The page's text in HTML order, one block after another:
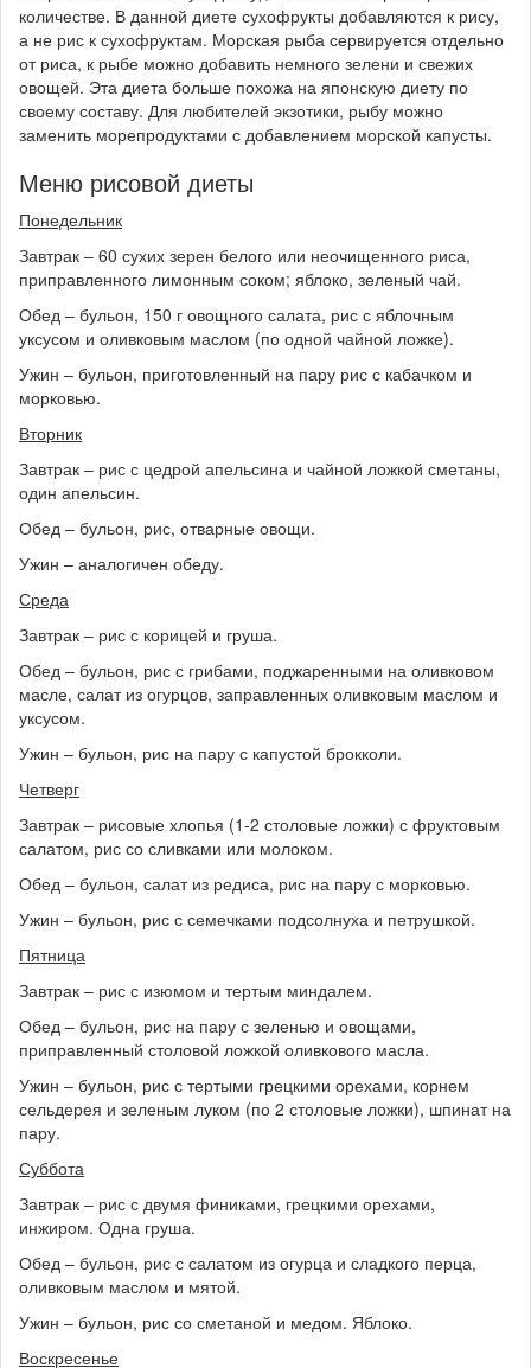
количестве. В данной диете сухофрукты добавляются к рису,
а не рис к сухофруктам. Морская рыба сервируется отдельно
от риса, к рыбе можно добавить немного зелени и свежих
овощей. Эта диета больше похожа на японскую диету по
своему составу. Для любителей экзотики, рыбу можно
заменить морепродуктами с добавлением морской капусты.
Меню рисовой диеты
Понедельник
Завтрак – 60 сухих зерен белого или неочищенного риса,
приправленного лимонным соком; яблоко, зеленый чай.
Обед – бульон, 150 г овощного салата, рис с яблочным
уксусом и оливковым маслом (по одной чайной ложке).
Ужин – бульон, приготовленный на пару рис с кабачком и
морковью.
Вторник
Завтрак – рис с цедрой апельсина и чайной ложкой сметаны,
один апельсин.
Обед – бульон, рис, отварные овощи.
Ужин – аналогичен обеду.
Среда
Завтрак – рис с корицей и груша.
Обед – бульон, рис с грибами, поджаренными на оливковом
масле, салат из огурцов, заправленных оливковым маслом и
уксусом.
Ужин – бульон, рис на пару с капустой брокколи.
Четверг
Завтрак – рисовые хлопья (1-2 столовые ложки) с фруктовым
салатом, рис со сливками или молоком.
Обед – бульон, салат из редиса, рис на пару с морковью.
Ужин – бульон, рис с семечками подсолнуха и петрушкой.
Пятница
Завтрак – рис с изюмом и тертым миндалем.
Обед – бульон, рис на пару с зеленью и овощами,
приправленный столовой ложкой оливкового масла.
Ужин – бульон, рис с тертыми грецкими орехами, корнем
сельдерея и зеленым луком (по 2 столовые ложки), шпинат на
пару.
Суббота
Завтрак – рис с двумя финиками, грецкими орехами,
инжиром. Одна груша.
Обед – бульон, рис с салатом из огурца и сладкого перца,
оливковым маслом и мятой.
Ужин – бульон, рис со сметаной и медом. Яблоко.
Воскресенье